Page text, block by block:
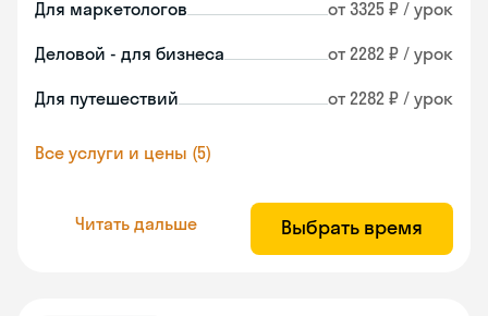
Для маркетологов от 3325 ₽ / урок
Деловой - для бизнеса от 2282 ₽ / урок
Для путешествий от 2282 ₽ / урок
Все услуги и цены (5)
Читать дальше Выбрать время